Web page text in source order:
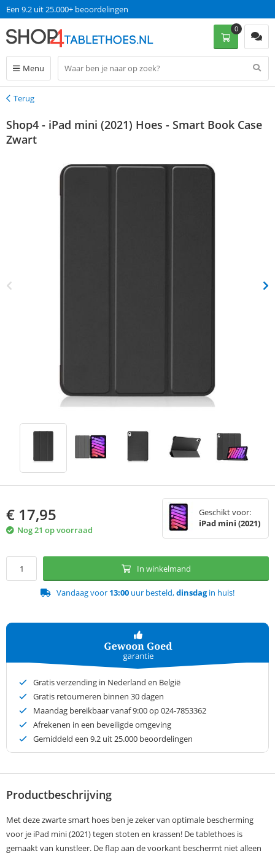
Een 9.2 uit 25.000+ beoordelingen
Menu
0
Terug
Terug
Shop4 - iPad mini (2021) Hoes - Smart Book Case
Zwart
€ 17,95
Nog 21 op voorraad
Geschikt voor:
iPad mini (2021)
In winkelmand
Vandaag voor 13:00 uur besteld,dinsdagin huis!
Gratis verzending in Nederland en België
Gratis retourneren binnen 30 dagen
Maandag bereikbaar vanaf 9:00 op 024-7853362
Afrekenen in een beveiligde omgeving
Gemiddeld een 9.2 uit 25.000 beoordelingen
Productbeschrijving
Met deze zwarte smart hoes ben je zeker van optimale bescherming
voor je iPad mini (2021) tegen stoten en krassen! De tablethoes is
gemaakt van kunstleer. De flap aan de voorkant beschermt niet alleen